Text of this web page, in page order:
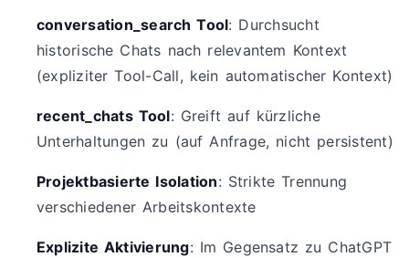
conversation_search Tool: Durchsucht
historische Chats nach relevantem Kontext
(expliziter Tool-Call, kein automatischer Kontext)
recent_chats Tool: Greift auf kürzliche
Unterhaltungen zu (auf Anfrage, nicht persistent)
Projektbasierte Isolation: Strikte Trennung
verschiedener Arbeitskontexte
Explizite Aktivierung: Im Gegensatz zu ChatGPT